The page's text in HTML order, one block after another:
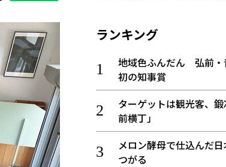
ランキング
地域色ふんだん 弘前・
初の知事賞
ターゲットは観光客、
前横丁」
メロン酵母で仕込んだ
つがる